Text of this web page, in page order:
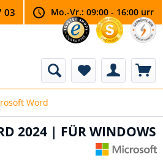
03 Mo.-Vr.: 09:00 - 16:00 urr
Word
2024 | FÜR WINDOWS